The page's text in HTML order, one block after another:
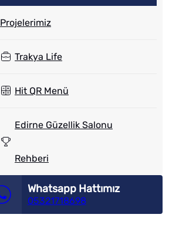
Projelerimiz
Trakya Life
Hit QR Menü
Edirne Güzellik Salonu
Rehberi
Whatsapp Hattımız
05321718698